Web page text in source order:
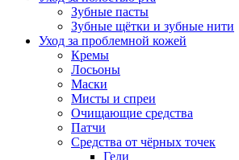
Зубные пасты
Зубные щётки и зубные нити
Уход за проблемной кожей
Кремы
Лосьоны
Маски
Мисты и спреи
Очищающие средства
Патчи
Средства от чёрных точек
Гели